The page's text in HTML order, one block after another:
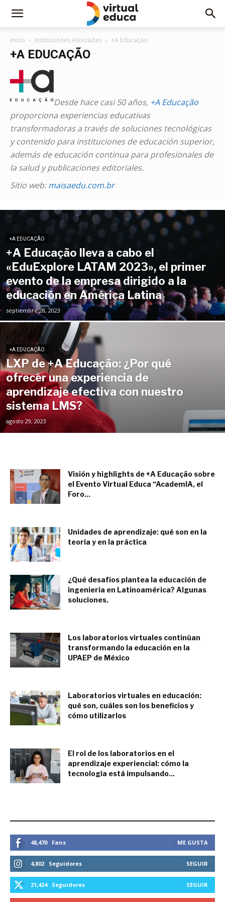
Inicio Instituciones Asociadas +A Educação
+A EDUCAÇÃO
Desde hace casi 50 años, +A Educação
proporciona experiencias educativas
transformadoras a través de soluciones tecnológicas
y contenido para instituciones de educación superior,
además de educación continua para profesionales de
la salud y publicaciones editoriales.
Sitio web:maisaedu.com.br
+A EDUCAÇÃO
+A Educação lleva a cabo el
«EduExplore LATAM 2023», el primer
evento de la empresa dirigido a la
educación en América Latina
septiembre 28, 2023
+A EDUCAÇÃO
LXP de +A Educação: ¿Por qué
ofrecer una experiencia de
aprendizaje efectiva con nuestro
sistema LMS?
agosto 29, 2023
Visión y highlights de +A Educação sobre
el Evento Virtual Educa “AcademIA, el
Foro...
Unidades de aprendizaje: qué son en la
teoría y en la práctica
¿Qué desafíos plantea la educación de
ingeniería en Latinoamérica? Algunas
soluciones.
Los laboratorios virtuales continúan
transformando la educación en la
UPAEP de México
Laboratorios virtuales en educación:
qué son, cuáles son los beneficios y
cómo utilizarlos
El rol de los laboratorios en el
aprendizaje experiencial: cómo la
tecnología está impulsando...
48,470 Fans ME GUSTA
4,802 Seguidores SEGUIR
21,424 Seguidores SEGUIR